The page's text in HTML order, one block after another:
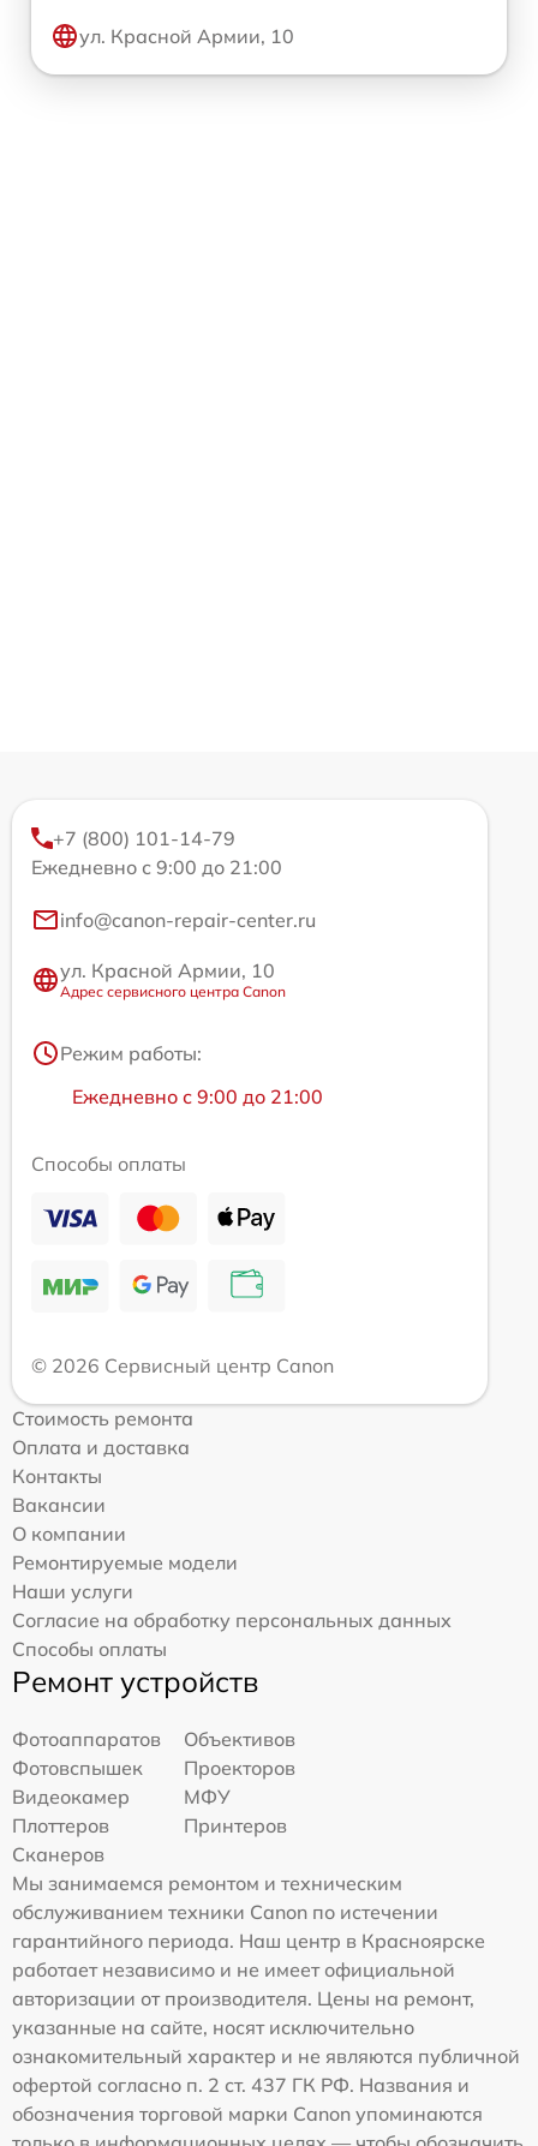
ул. Красной Армии, 10
+7 (800) 101-14-79
Ежедневно с 9:00 до 21:00
info@canon-repair-center.ru
ул. Красной Армии, 10
Адрес сервисного центра Canon
Режим работы:
Ежедневно с 9:00 до 21:00
Способы оплаты
© 2026 Сервисный центр Canon
Стоимость ремонта
Оплата и доставка
Контакты
Вакансии
О компании
Ремонтируемые модели
Наши услуги
Согласие на обработку персональных данных
Способы оплаты
Ремонт устройств
Фотоаппаратов
Объективов
Фотовспышек
Проекторов
Видеокамер
МФУ
Плоттеров
Принтеров
Сканеров
Мы занимаемся ремонтом и техническим
обслуживанием техники Canon по истечении
гарантийного периода. Наш центр в Красноярске
работает независимо и не имеет официальной
авторизации от производителя. Цены на ремонт,
указанные на сайте, носят исключительно
ознакомительный характер и не являются публичной
офертой согласно п. 2 ст. 437 ГК РФ. Названия и
обозначения торговой марки Canon упоминаются